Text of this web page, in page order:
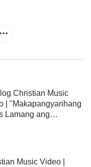
na pundasyon,
mo.
Christian Music
| "Makapangyarihang
Lamang ang
Music Video |